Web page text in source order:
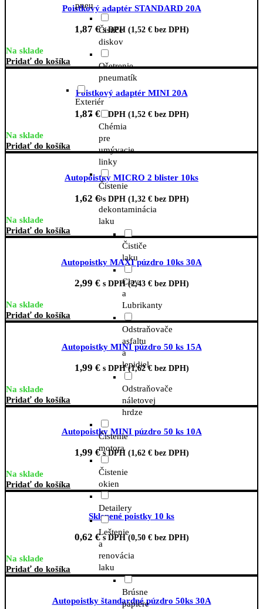
pneu
Čističe
diskov
Ošetrenie
pneumatík
Exteriér
Chémia
pre
umývacie
linky
Čistenie
a
dekontaminácia
laku
Čističe
laku
Clay
a
Lubrikanty
Odstraňovače
asfaltu
a
lepidiel
Odstraňovače
náletovej
hrdze
Čistenie
motora
Čistenie
okien
Detailery
Leštenie
a
renovácia
laku
Brúsne
papiere
Poistkový adaptér STANDARD 20A
1,87 € s DPH (1,52 €bez DPH)
Na sklade
Pridať do košíka
Poistkový adaptér MINI 20A
1,87 € s DPH (1,52 €bez DPH)
Na sklade
Pridať do košíka
Autopoistky MICRO 2 blister 10ks
1,62 € s DPH (1,32 €bez DPH)
Na sklade
Pridať do košíka
Autopoistky MAXI púzdro 10ks 30A
2,99 € s DPH (2,43 €bez DPH)
Na sklade
Pridať do košíka
Autopoistky MINI púzdro 50 ks 15A
1,99 € s DPH (1,62€bez DPH)
Na sklade
Pridať do košíka
Autopoistky MINI púzdro 50 ks 10A
1,99 € s DPH (1,62 €bez DPH)
Na sklade
Pridať do košíka
Sklenené poistky 10 ks
0,62 € s DPH (0,50 €bez DPH)
Na sklade
Pridať do košíka
Autopoistky štandardné púzdro 50ks 30A